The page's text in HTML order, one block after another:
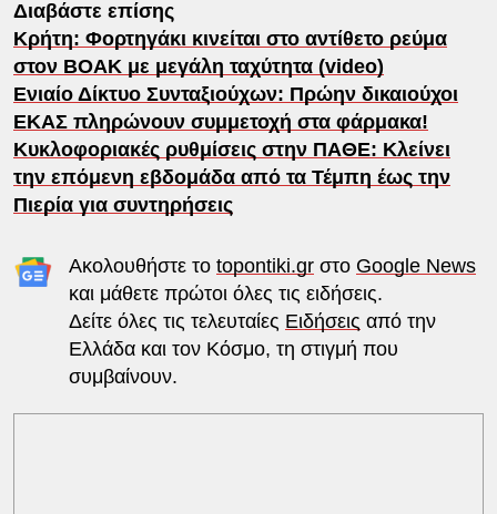
Διαβάστε επίσης
Κρήτη: Φορτηγάκι κινείται στο αντίθετο ρεύμα
στον ΒΟΑΚ με μεγάλη ταχύτητα (video)
Ενιαίο Δίκτυο Συνταξιούχων: Πρώην δικαιούχοι
ΕΚΑΣ πληρώνουν συμμετοχή στα φάρμακα!
Κυκλοφοριακές ρυθμίσεις στην ΠΑΘΕ: Κλείνει
την επόμενη εβδομάδα από τα Τέμπη έως την
Πιερία για συντηρήσεις
Ακολουθήστε το topontiki.grστο Google News
και μάθετε πρώτοι όλες τις ειδήσεις.
Δείτε όλες τις τελευταίες Ειδήσεις από την
Ελλάδα και τον Κόσμο, τη στιγμή που
συμβαίνουν.